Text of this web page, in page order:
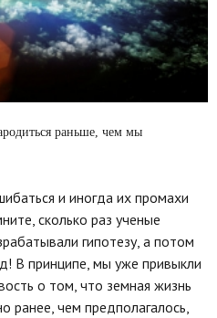
раньше, чем мы
и иногда их промахи
сколько раз ученые
гипотезу, а потом
В принципе, мы уже привыкли
о том, что земная жизнь
ранее, чем предполагалось,